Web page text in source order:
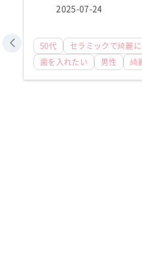
2025-07-24
50代 セラミックで綺麗
歯を入れたい 男性 綺